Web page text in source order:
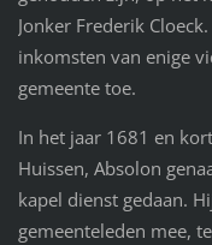
Jonker Frederik
inkomsten van enige
gemeente toe.
In het jaar 1681 en
Huissen, Absolon
kapel dienst gedaan.
gemeenteleden mee,